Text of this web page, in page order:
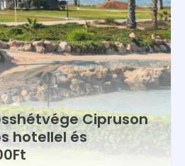
Cipruson
hotellel és